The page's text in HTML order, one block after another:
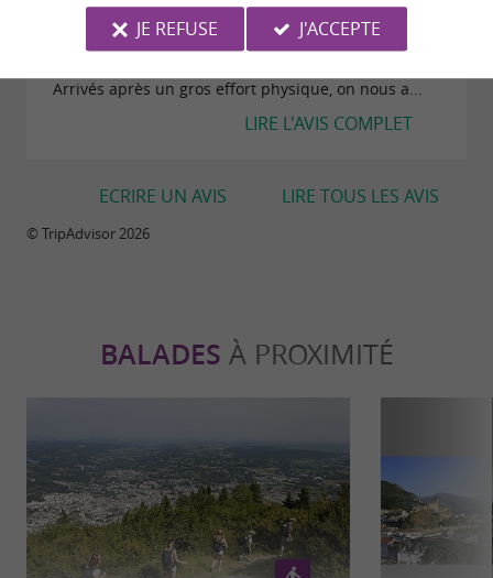
Le Pic du Jer et sa vue 360° valent vraiment le
détour et le prix du funiculaire. Gros bémol en
Arrivés après un gros effort physique, on nous a...
LIRE L'AVIS COMPLET
LIRE TOUS LES AVIS
ECRIRE UN AVIS
© TripAdvisor 2026
BALADES À PROXIMITÉ
JE REFUSE
J'ACCEPTE